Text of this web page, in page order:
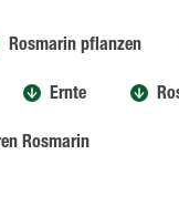
Rosmarin pflanzen
Ernte
Rosmarin